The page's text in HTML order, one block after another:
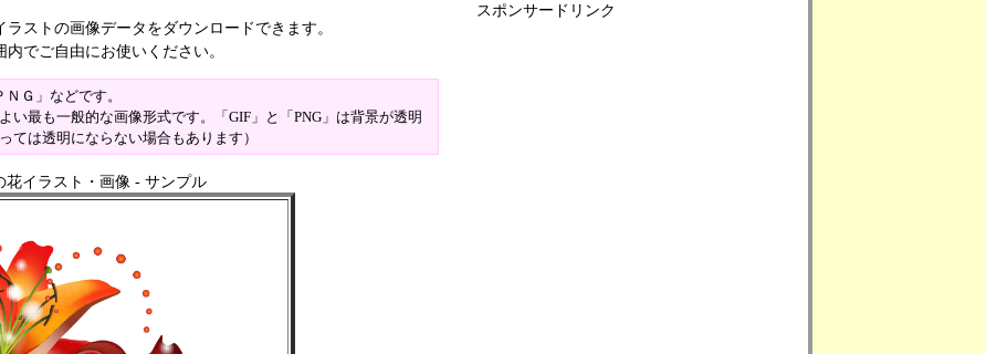
スポンサードリンク
ストの画像データをダウンロードできます。
でご自由にお使いください。
Ｇ」などです。
い最も一般的な画像形式です。「GIF」と「PNG」は背景が透明
ては透明にならない場合もあります）
花イラスト・画像 - サンプル